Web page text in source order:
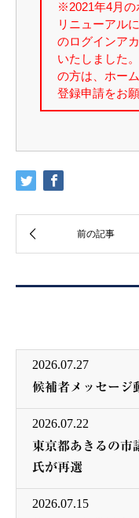
2026.07.27
候補者メッセージ
2026.07.22
東京都あきるの市
氏が再選
2026.07.15